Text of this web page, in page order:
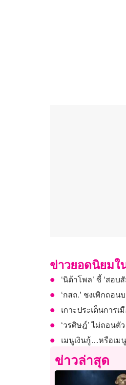
ข่าวยอดนิยมใ
‘นิด้าโพล’ ชี้ ‘สอ
‘กสถ.’ ชงเพิกถอน
เกาะประเด็นการเ
‘วรศิษฎ์’ ไม่ถอน
เมนูเงินกู้…หรือเม
ข่าวล่าสุด